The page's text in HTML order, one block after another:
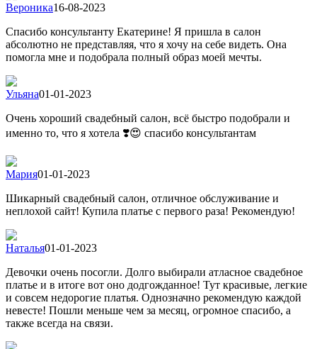
Вероника16-08-2023
Спасибо консультанту Екатерине! Я пришла в салон
абсолютно не представляя, что я хочу на себе видеть. Она
помогла мне и подобрала полный образ моей мечты.
Ульяна01-01-2023
Очень хороший свадебный салон, всё быстро подобрали и
именно то, что я хотела ❣️😍 спасибо консультантам
Мария01-01-2023
Шикарный свадебный салон, отличное обслуживание и
неплохой сайт! Купила платье с первого раза! Рекомендую!
Наталья01-01-2023
Девочки очень посогли. Долго выбирали атласное свадебное
платье и в итоге вот оно додгожданное! Тут красивые, легкие
и совсем недорогие платья. Однозначно рекомендую каждой
невесте! Пошли меньше чем за месяц, огромное спасибо, а
также всегда на связи.